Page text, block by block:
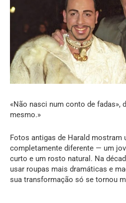
«Não nasci num conto de fadas»,
mesmo.»
Fotos antigas de Harald mostram
completamente diferente — um
curto e um rosto natural. Na
usar roupas mais dramáticas e
sua transformação só se tornou